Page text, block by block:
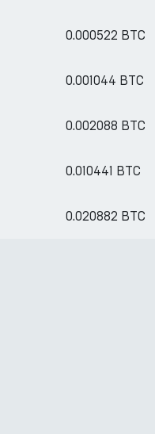
0.000522 BTC
0.001044 BTC
0.002088 BTC
0.010441 BTC
0.020882 BTC